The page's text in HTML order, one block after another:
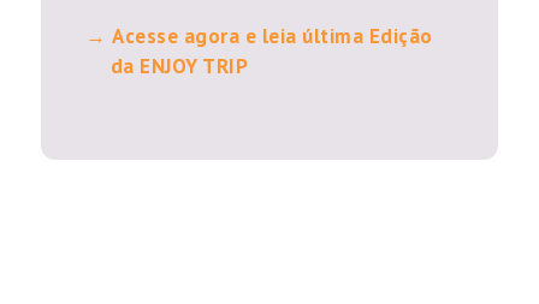
Acesse agora e leia última Edição
da ENJOY TRIP